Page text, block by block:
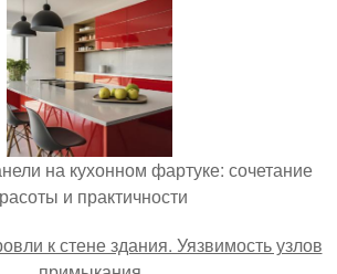
на кухонном фартуке: сочетание
и практичности